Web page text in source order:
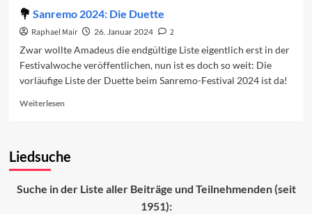
Sanremo 2024: Die Duette
Raphael Mair 26. Januar 2024
2
Zwar wollte Amadeus die endgültige Liste eigentlich erst in der
Festivalwoche veröffentlichen, nun ist es doch so weit: Die
vorläufige Liste der Duette beim Sanremo-Festival 2024 ist da!
WeiterlesenRead
2024:
Liedsuche
Suche in der Liste aller Beiträge und Teilnehmenden (seit
1951):